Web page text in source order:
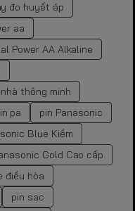
đo huyết áp
aa
Power AA Alkaline
thông minh
pa
pin Panasonic
Blue Kiềm
Gold Cao cấp
điều hòa
pin sạc